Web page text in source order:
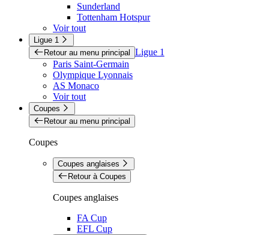
Sunderland
Tottenham Hotspur
Voir tout
Ligue 1
Retour au menu principal Ligue 1
Paris Saint-Germain
Olympique Lyonnais
AS Monaco
Voir tout
Coupes
Retour au menu principal
Coupes
Coupes anglaises
Retour à Coupes
Coupes anglaises
FA Cup
EFL Cup